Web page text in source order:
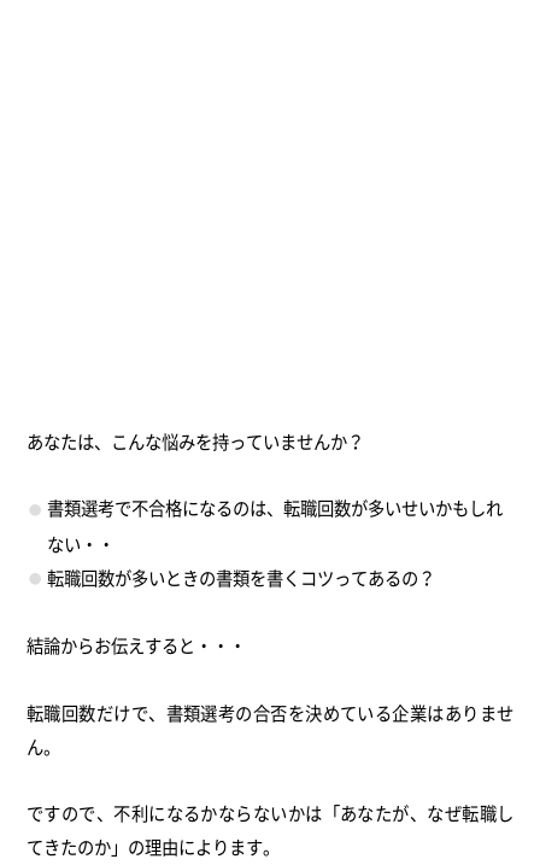
あなたは、こんな悩みを持っていませんか？
書類選考で不合格になるのは、転職回数が多いせいかもしれ
ない・・
転職回数が多いときの書類を書くコツってあるの？
結論からお伝えすると・・・
転職回数だけで、書類選考の合否を決めている企業はありませ
ん。
ですので、不利になるかならないかは「あなたが、なぜ転職し
てきたのか」の理由によります。